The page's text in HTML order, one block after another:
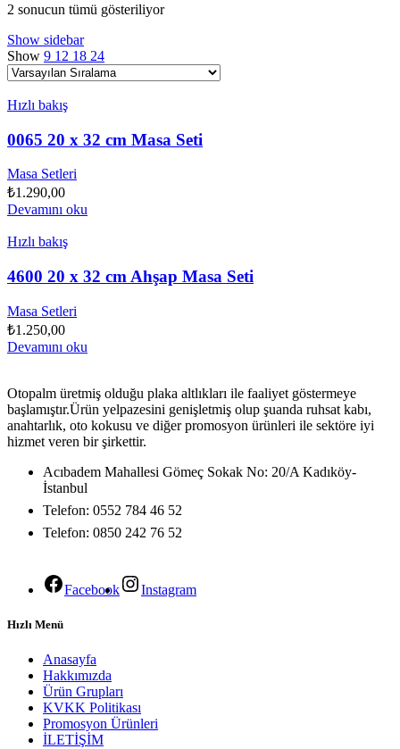
2 sonucun tümü gösteriliyor
Show sidebar
Show 9 12 18 24
Hızlı bakış
0065 20 x 32 cm Masa Seti
Masa Setleri
₺1.290,00
Devamını oku
Hızlı bakış
4600 20 x 32 cm Ahşap Masa Seti
Masa Setleri
₺1.250,00
Devamını oku
Otopalm üretmiş olduğu plaka altlıkları ile faaliyet göstermeye
başlamıştır.Ürün yelpazesini genişletmiş olup şuanda ruhsat kabı,
anahtarlık, oto kokusu ve diğer promosyon ürünleri ile sektöre iyi
hizmet veren bir şirkettir.
Acıbadem Mahallesi Gömeç Sokak No: 20/A Kadıköy-
İstanbul
Telefon: 0552 784 46 52
Telefon: 0850 242 76 52
Facebook Instagram
Hızlı Menü
Anasayfa
Hakkımızda
Ürün Grupları
KVKK Politikası
Promosyon Ürünleri
İLETİŞİM